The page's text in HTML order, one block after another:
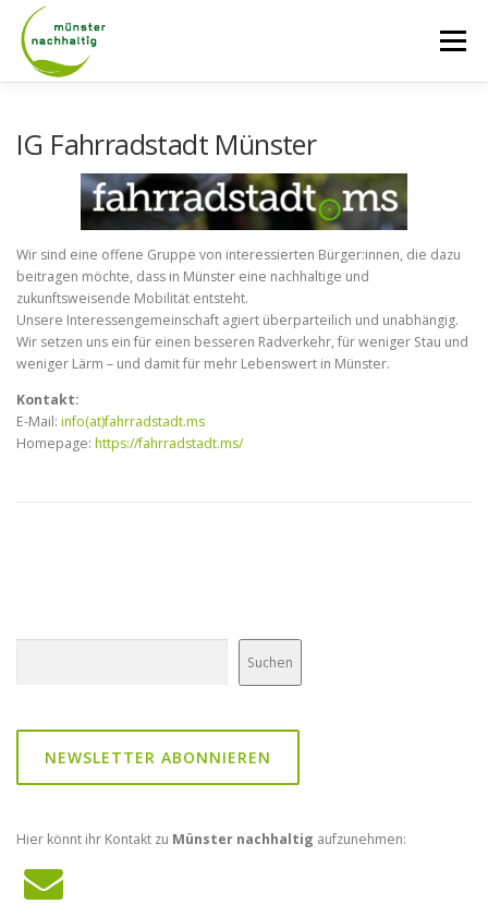
Inhalt
springen
Menü
TAGE DER NACHHALTIGKEIT RADROUTEN
LASTENRADVERLEIH KONTAKT
IG Fahrradstadt Münster
Wir sind eine offene Gruppe von interessierten Bürger:innen, die dazu
beitragen möchte, dass in Münster eine nachhaltige und
zukunftsweisende Mobilität entsteht.
Unsere Interessengemeinschaft agiert überparteilich und unabhängig.
Wir setzen uns ein für einen besseren Radverkehr, für weniger Stau und
weniger Lärm – und damit für mehr Lebenswert in Münster.
Kontakt:
E-Mail: info(at)fahrradstadt.ms
Homepage: https://fahrradstadt.ms/
Suchen
NEWSLETTER ABONNIEREN
Hier könnt ihr Kontakt zu Münster nachhaltig aufzunehmen: